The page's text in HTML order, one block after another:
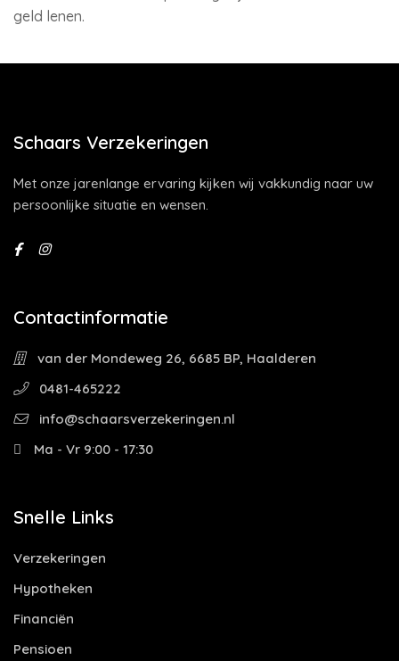
geld lenen.
Schaars Verzekeringen
Met onze jarenlange ervaring kijken wij vakkundig naar uw
persoonlijke situatie en wensen.
Contactinformatie
van der Mondeweg 26, 6685 BP, Haalderen
0481-465222
info@schaarsverzekeringen.nl
Ma - Vr 9:00 - 17:30
Snelle Links
Verzekeringen
Hypotheken
Financiën
Pensioen